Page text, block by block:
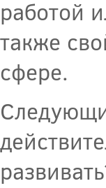
работой
также
сфере.